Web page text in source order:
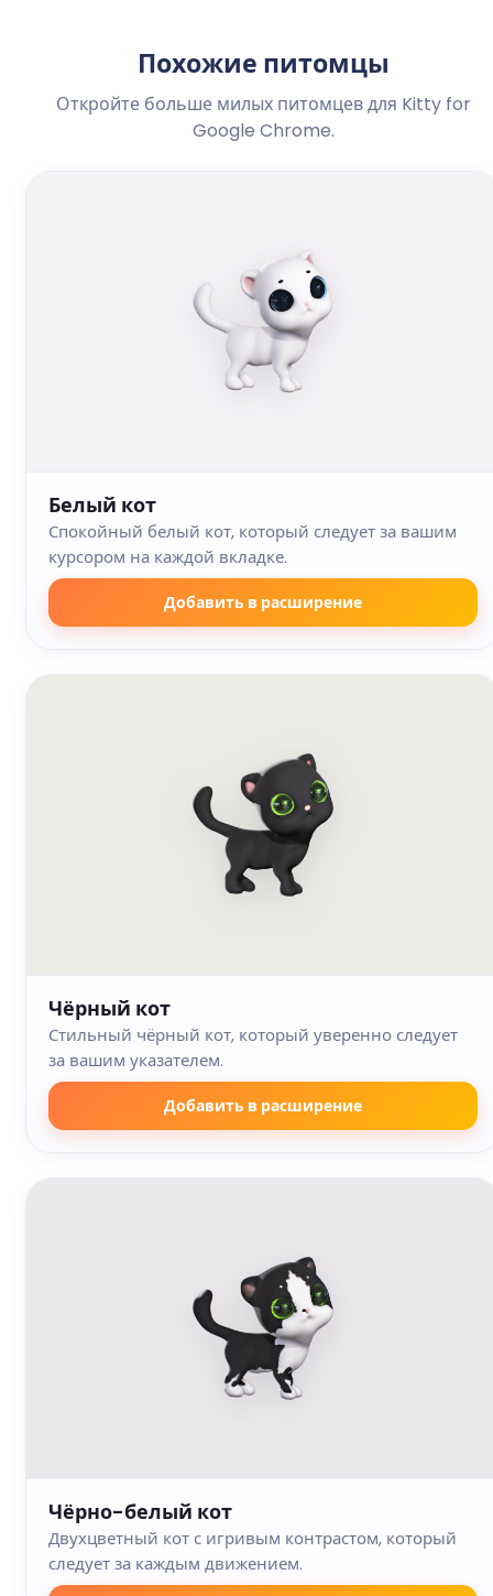
Похожие питомцы
Откройте больше милых питомцев для Kitty for
Google Chrome.
Белый кот
Спокойный белый кот, который следует за вашим
курсором на каждой вкладке.
Добавить в расширение
Чёрный кот
Стильный чёрный кот, который уверенно следует
за вашим указателем.
Добавить в расширение
Чёрно-белый кот
Двухцветный кот с игривым контрастом, который
следует за каждым движением.